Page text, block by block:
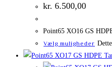
kr. 6.500,00
Point65 XO16 GS
Vælg muligheder